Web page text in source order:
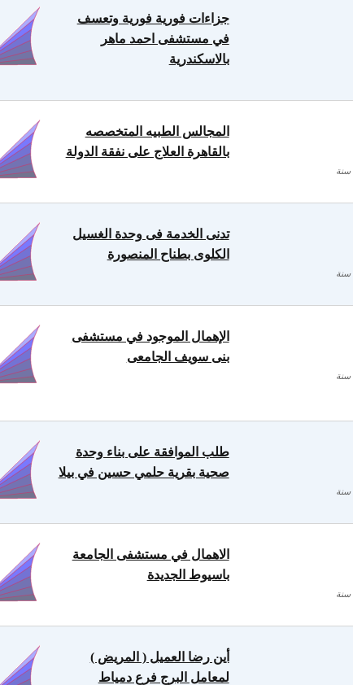
جزاءات فورية فورية وتعسف
في مستشفى احمد ماهر
بالاسكندرية
المجالس الطبيه المتخصصه
بالقاهرة العلاج على نفقة الدولة
تدنى الخدمة فى وحدة الغسيل
الكلوى بطناح المنصورة
الإهمال الموجود في مستشفى
بنى سويف الجامعى
طلب الموافقة على بناء وحدة
صحية بقرية حلمي حسين في بيلا
الاهمال في مستشفى الجامعة
باسيوط الجديدة
أين رضا العميل ( المريض )
لمعامل البرج فرع دمياط